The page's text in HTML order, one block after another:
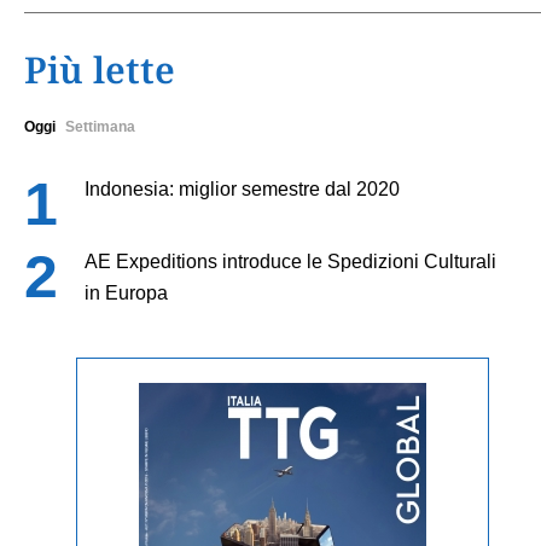
Più lette
Oggi Settimana
Indonesia: miglior semestre dal 2020
AE Expeditions introduce le Spedizioni Culturali
in Europa